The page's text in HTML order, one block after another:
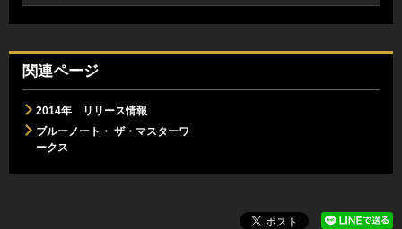
関連ページ
2014年 リリース情報
ブルーノート・ ザ・マスターワ
ークス